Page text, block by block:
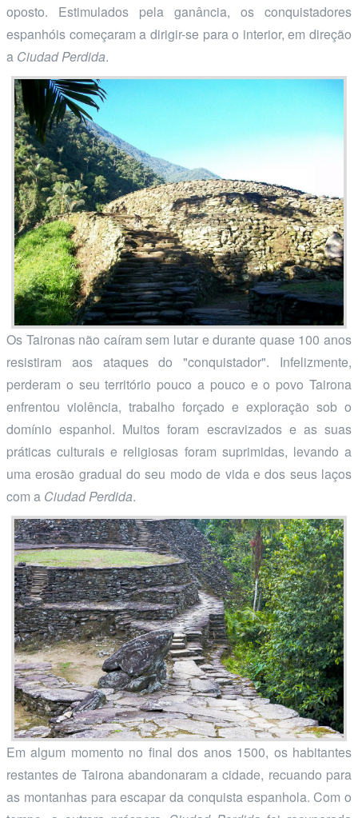
oposto. Estimulados pela ganância, os conquistadores
espanhóis começaram a dirigir-se para o interior, em direção
a Ciudad Perdida.
Os Taironas não caíram sem lutar e durante quase 100 anos
resistiram aos ataques do "conquistador". Infelizmente,
perderam o seu território pouco a pouco e o povo Tairona
enfrentou violência, trabalho forçado e exploração sob o
domínio espanhol. Muitos foram escravizados e as suas
práticas culturais e religiosas foram suprimidas, levando a
uma erosão gradual do seu modo de vida e dos seus laços
com a Ciudad Perdida.
Em algum momento no final dos anos 1500, os habitantes
restantes de Tairona abandonaram a cidade, recuando para
as montanhas para escapar da conquista espanhola. Com o